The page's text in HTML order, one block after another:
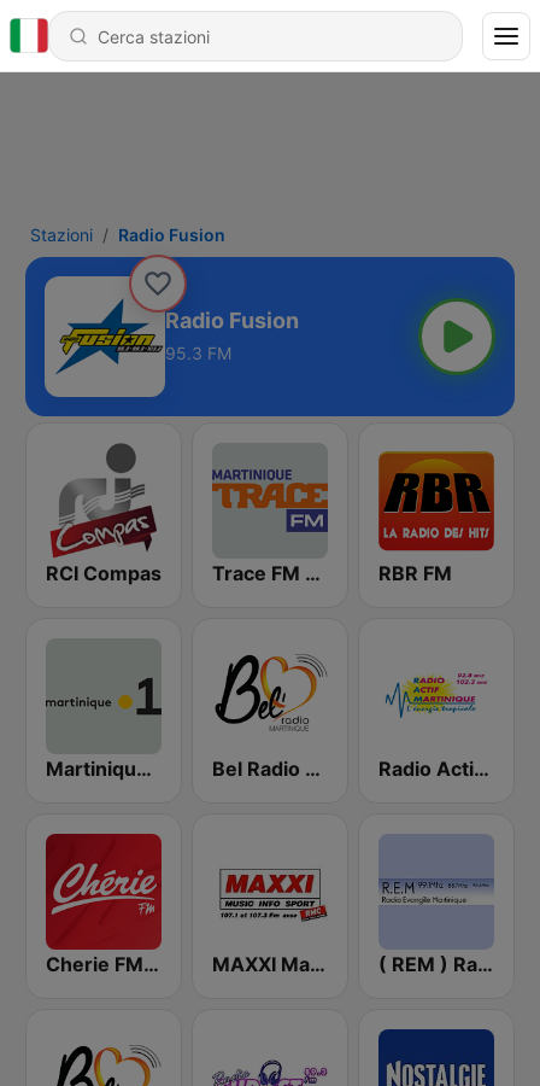
Stazioni Radio Fusion
Radio Fusion
95.3 FM
RCI Compas Trace FM Martinique RBR FM
Martinique la 1ère Bel Radio Martinique Radio Actif Martinique
Cherie FM Martinique MAXXI Martinique ( REM ) Radio Evangile Martinique